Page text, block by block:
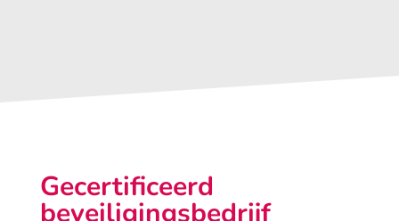
Gecertificeerd
beveiligingsbedrijf